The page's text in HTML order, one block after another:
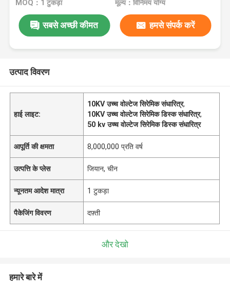
MOQ：1 टुकड़ा मूल्य：विनिमय योग्य
सबसे अच्छी कीमत हमसे संपर्क करें
उत्पाद विवरण
हाई लाइट:
10KV उच्च वोल्टेज सिरेमिक संधारित्र,
10KV उच्च वोल्टेज सिरेमिक डिस्क संधारित्र,
50 kv उच्च वोल्टेज सिरेमिक डिस्क संधारित्र
आपूर्ति की क्षमता 8,000,000 प्रति वर्ष
उत्पत्ति के प्लेस जियान, चीन
न्यूनतम आदेश मात्रा 1 टुकड़ा
पैकेजिंग विवरण दफ़्ती
और देखो
हमारे बारे में